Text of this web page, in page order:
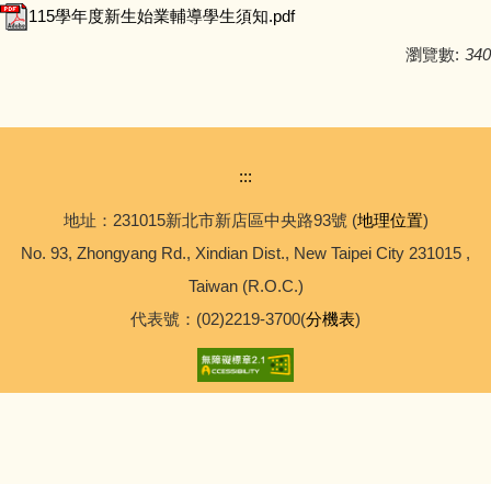
115學年度新生始業輔導學生須知.pdf
瀏覽數: 340
:::
地址：231015新北市新店區中央路93號 (地理位置)
No. 93, Zhongyang Rd., Xindian Dist., New Taipei City 231015 ,
Taiwan (R.O.C.)
代表號：(02)2219-3700(分機表)